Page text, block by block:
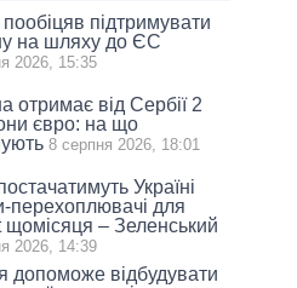
підтримувати
на шляху до ЄС
2026, 15:35
отримає від Сербії 2
євро: на що
8 серпня 2026, 18:01
Україні
перехоплювачі для
щомісяця – Зеленський
2026, 14:39
допоможе відбудувати